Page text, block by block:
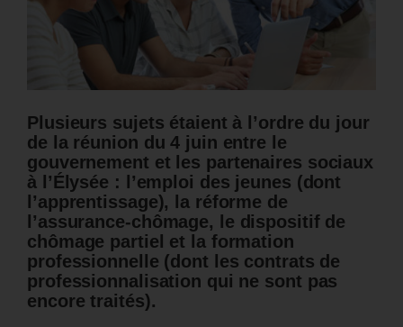
Plusieurs sujets étaient à l’ordre du jour
de la réunion du 4 juin entre le
gouvernement et les partenaires sociaux
à l’Élysée : l’emploi des jeunes (dont
l’apprentissage), la réforme de
l’assurance-chômage, le dispositif de
chômage partiel et la formation
professionnelle (dont les contrats de
professionnalisation qui ne sont pas
encore traités).